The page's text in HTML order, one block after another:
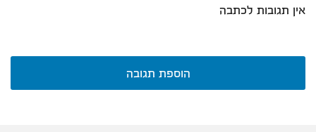
אין תגובות לכתבה
הוספת תגובה